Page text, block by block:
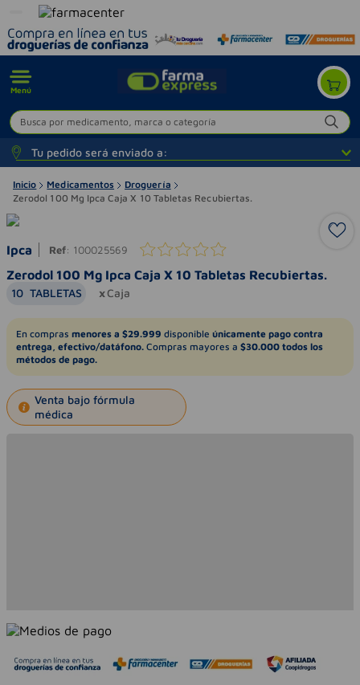
Menú
Busca por medicamento, marca o categoría
Tu pedido será enviado a:
Inicio Medicamentos
Droguería
Zerodol 100 Mg Ipca Caja X 10 Tabletas Recubiertas.
Ipca Ref: 100025569
Zerodol 100 Mg Ipca Caja X 10 Tabletas Recubiertas.
10 TABLETAS Caja
En compras menores a $29.999 disponible únicamente pago contra
entrega, efectivo/datáfono. Compras mayores a $30.000 todos los
métodos de pago.
Venta bajo fórmula
médica